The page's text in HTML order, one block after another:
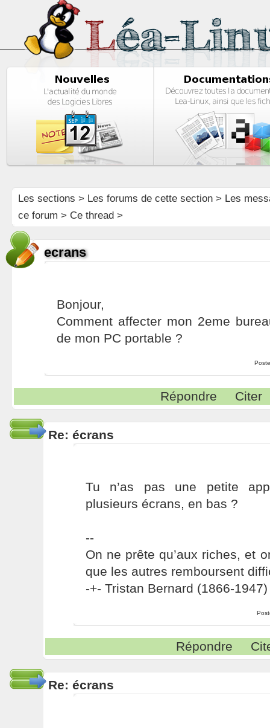
Les sections > Les forums de cette section> Les
ce forum > Ce thread >
ecrans
Bonjour,
Comment affecter mon 2eme
de mon PC portable ?
Répondre Citer
Re: écrans
Tu n’as pas une petite
plusieurs écrans, en bas ?
--
On ne prête qu’aux riches, et
que les autres remboursent
-+- Tristan Bernard (1866-1947)
Répondre
Re: écrans